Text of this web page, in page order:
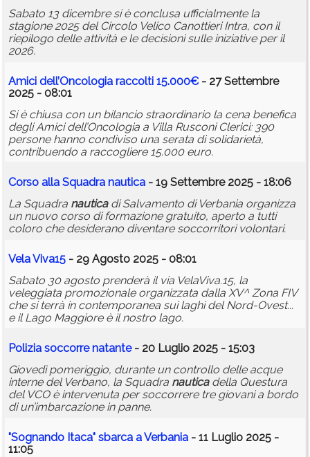
Sabato 13 dicembre si è conclusa ufficialmente la
stagione 2025 del Circolo Velico Canottieri Intra, con il
riepilogo delle attività e le decisioni sulle iniziative per il
2026.
Amici dell’Oncologia raccolti 15.000€- 27 Settembre
2025 - 08:01
Si è chiusa con un bilancio straordinario la cena benefica
degli Amici dell’Oncologia a Villa Rusconi Clerici: 390
persone hanno condiviso una serata di solidarietà,
contribuendo a raccogliere 15.000 euro.
Corso alla Squadra nautica - 19 Settembre 2025 - 18:06
La Squadra nauticadi Salvamento di Verbania organizza
un nuovo corso di formazione gratuito, aperto a tutti
coloro che desiderano diventare soccorritori volontari.
Vela Viva15 - 29 Agosto 2025 - 08:01
Sabato 30 agosto prenderà il via VelaViva.15, la
veleggiata promozionale organizzata dalla XV^ Zona FIV
che si terrà in contemporanea sui laghi del Nord-Ovest...
e il Lago Maggiore è il nostro lago.
Polizia soccorre natante- 20 Luglio 2025 - 15:03
Giovedì pomeriggio, durante un controllo delle acque
interne del Verbano, la Squadra nauticadella Questura
del VCO è intervenuta per soccorrere tre giovani a bordo
di un’imbarcazione in panne.
"Sognando Itaca" sbarca a Verbania - 11 Luglio 2025 -
11:05